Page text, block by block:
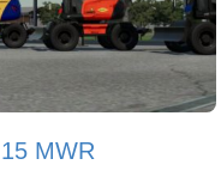
MWR